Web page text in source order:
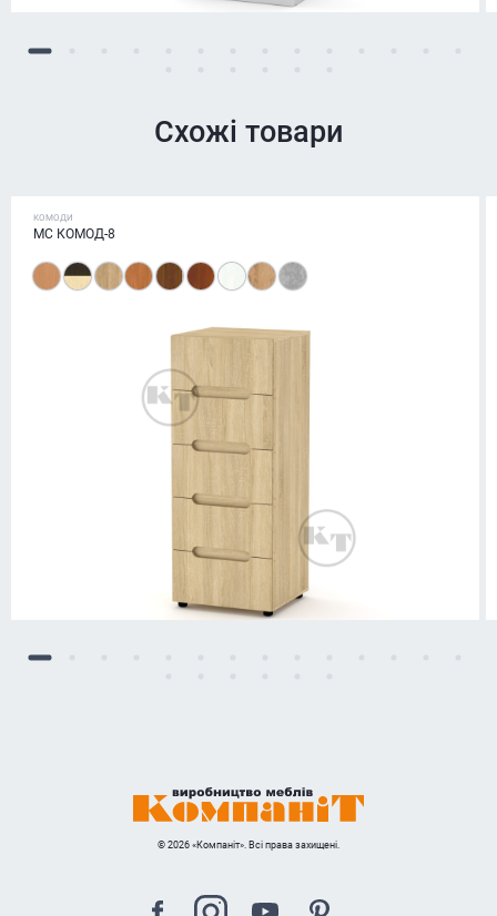
Схожі товари
КОМОДИ
МС КОМОД-8
© 2026 «Компаніт». Всі права захищені.